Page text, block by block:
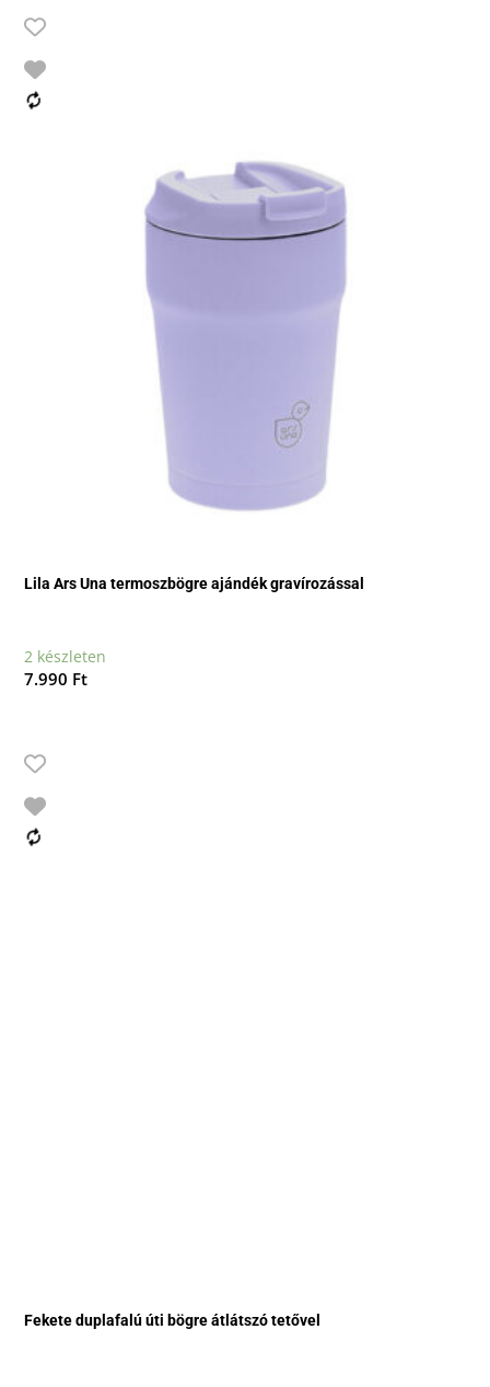
Lila Ars Una termoszbögre ajándék gravírozással
2 készleten
7.990 Ft
Fekete duplafalú úti bögre átlátszó tetővel